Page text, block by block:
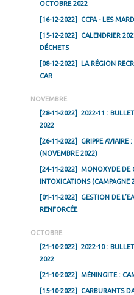
OCTOBRE 2022
[16-12-2022] CCPA - LES
[15-12-2022]
CALENDRIER
DÉCHETS
[08-12-2022]
LA RÉGION
CAR
NOVEMBRE
[28-11-2022]
2022-11 :
2022
[26-11-2022]
GRIPPE AVIAIRE
(NOVEMBRE 2022)
[24-11-2022]
MONOXYDE DE
INTOXICATIONS (CAMPAGNE
[01-11-2022]
GESTION DE
RENFORCÉE
OCTOBRE
[21-10-2022]
2022-10 :
2022
[21-10-2022] MÉNINGITE :
[15-10-2022]
CARBURANTS